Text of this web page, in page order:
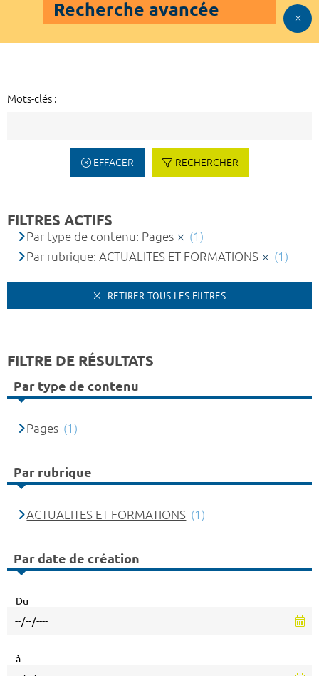
Recherche avancée
Mots-clés :
EFFACER RECHERCHER
FILTRES ACTIFS
Par type de contenu: Pages
(1)
Par rubrique: ACTUALITES ET FORMATIONS
(1)
RETIRER TOUS LES FILTRES
FILTRE DE RÉSULTATS
Par type de contenu
Pages (1)
Par rubrique
ACTUALITES ET FORMATIONS (1)
Par date de création
Du
à